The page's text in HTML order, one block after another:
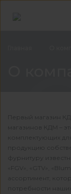
Первый магазин
магазинов КДМ –
комплектующих
продукцию
фурнитуру
«FGV», «GTV»,
ассортимент,
потребности